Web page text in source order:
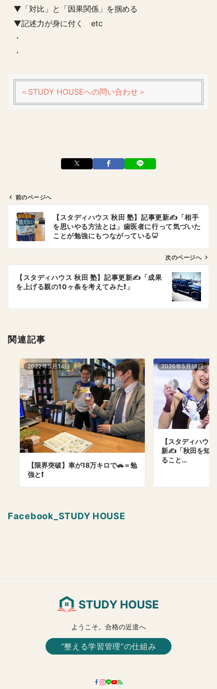
▼「対比」と「因果関係」を掴める
▼記述力が身に付く etc
・
・
＜STUDY HOUSEへの問い合わせ＞
ビ
ン
前のページへ
【スタディハウス 秋田 塾】記事更新✍️「相手
を思いやる方法とは」歯医者に行って気づいた
ことが勉強にもつながっている🦷
次のページへ
【スタディハウス 秋田 塾】記事更新✍️「成果
を上げる親の10ヶ条を考えてみた❗️」
関連記事
2022年5月14日
【限界突破】車が18万キロで🚗＝勉
強と❗️
2026年5月18日
【スタディハウ
新✍️「秋田を知
ること…
Facebook_STUDY HOUSE
ようこそ。合格の近道へ
“整える学習管理”の仕組み